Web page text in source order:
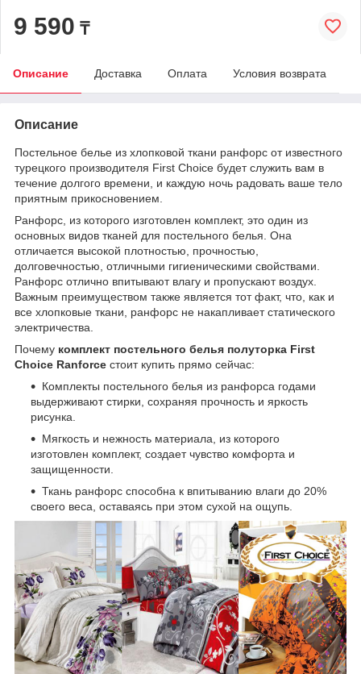
9 590 ₸
Описание Доставка Оплата Условия возврата
Описание
Постельное белье из хлопковой ткани ранфорс от известного
турецкого производителя First Choice будет служить вам в
течение долгого времени, и каждую ночь радовать ваше тело
приятным прикосновением.
Ранфорс, из которого изготовлен комплект, это один из
основных видов тканей для постельного белья. Она
отличается высокой плотностью, прочностью,
долговечностью, отличными гигиеническими свойствами.
Ранфорс отлично впитывают влагу и пропускают воздух.
Важным преимуществом также является тот факт, что, как и
все хлопковые ткани, ранфорс не накапливает статического
электричества.
Почему комплект постельного белья полуторка First
Choice Ranforce стоит купить прямо сейчас:
Комплекты постельного белья из ранфорса годами
выдерживают стирки, сохраняя прочность и яркость
рисунка.
Мягкость и нежность материала, из которого
изготовлен комплект, создает чувство комфорта и
защищенности.
Ткань ранфорс способна к впитыванию влаги до 20%
своего веса, оставаясь при этом сухой на ощупь.